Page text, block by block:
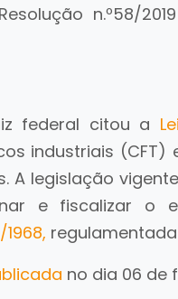
n.º58/
federal citou a
industriais (CFT)
A legislação
e fiscalizar o
1968,
no dia 06 de